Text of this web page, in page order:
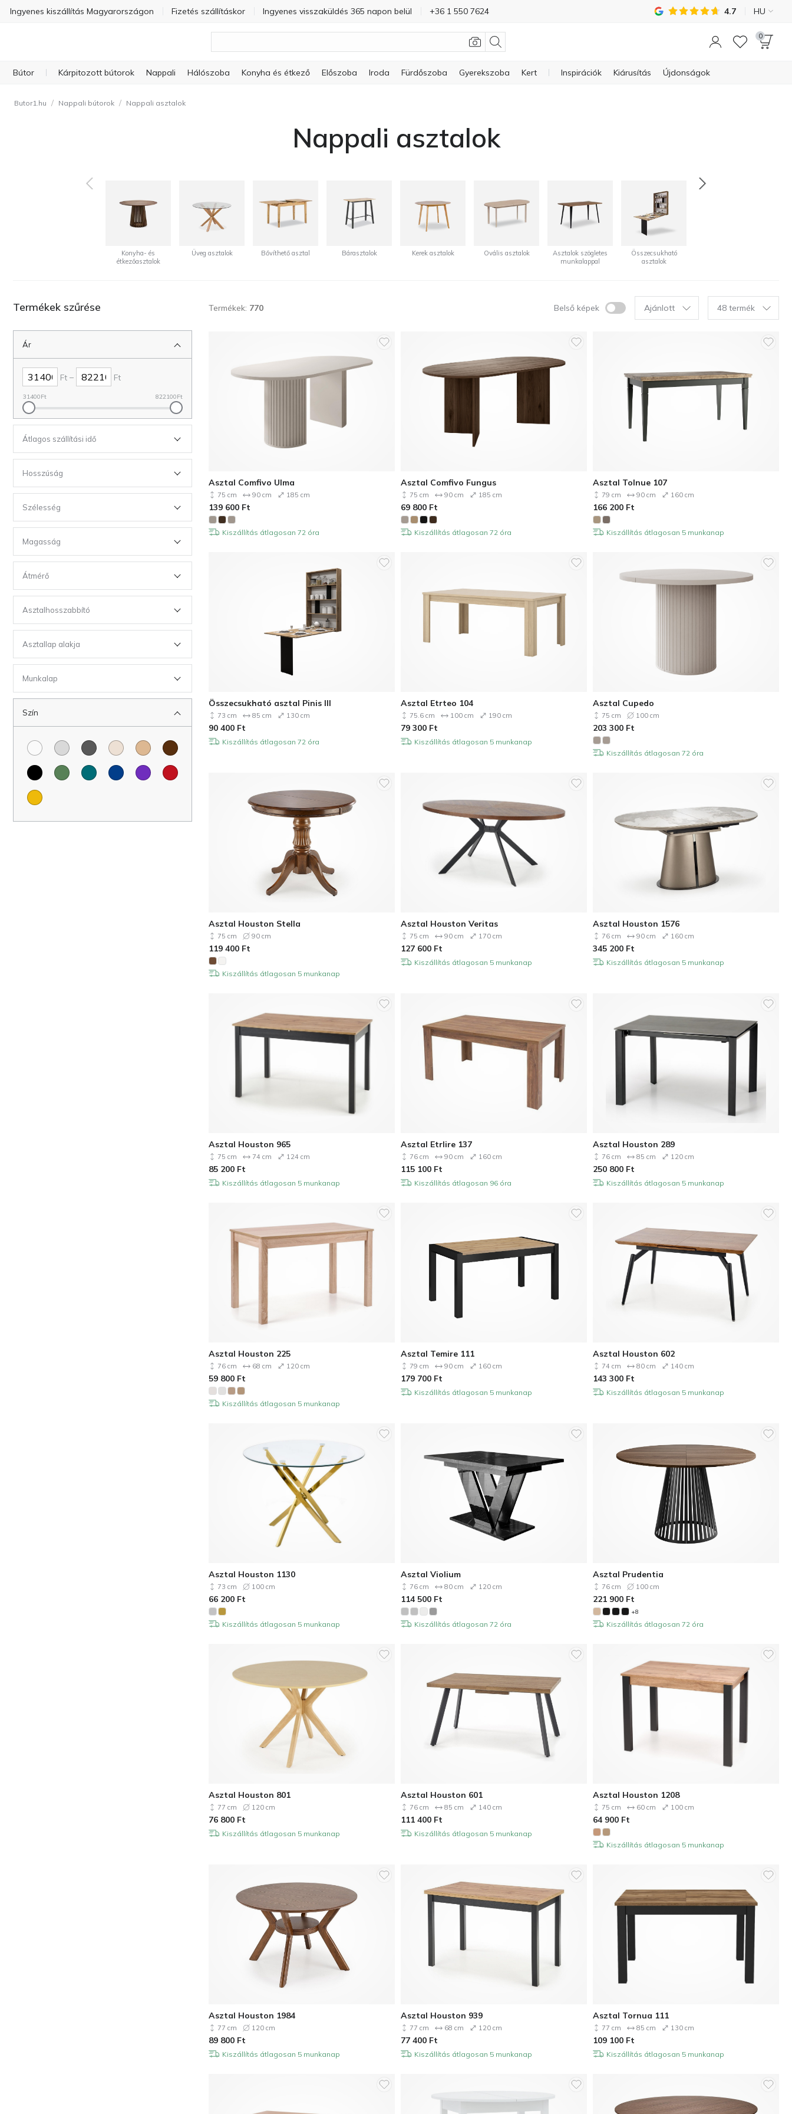
Ingyenes kiszállítás Magyarországon Fizetés szállításkor Ingyenes visszaküldés 365 napon belül +36 1 550 7624 4.7 HU
0
Bútor Kárpitozott bútorok Nappali Hálószoba Konyha és étkező Előszoba Iroda Fürdőszoba Gyerekszoba Kert Inspirációk Kiárusítás Újdonságok
Butor1.hu / Nappali bútorok / Nappali asztalok
Nappali asztalok
Konyha- és
étkezőasztalok
Üveg asztalok Bővíthető asztal Bárasztalok Kerek asztalok Ovális asztalok
Asztalok szögletes
munkalappal
Összecsukható
asztalok
Termékek szűrése
Ár
Ft – Ft
31400Ft 822100Ft
Átlagos szállítási idő
Hosszúság
Szélesség
Magasság
Átmérő
Asztalhosszabbító
Asztallap alakja
Munkalap
Szín
Termékek: 770 Belső képek Ajánlott 48 termék
Asztal Comfivo Ulma
75 cm 90 cm 185 cm
139 600 Ft
Kiszállítás átlagosan 72 óra
Asztal Comfivo Fungus
75 cm 90 cm 185 cm
69 800 Ft
Kiszállítás átlagosan 72 óra
Asztal Tolnue 107
79 cm 90 cm 160 cm
166 200 Ft
Kiszállítás átlagosan 5 munkanap
Összecsukható asztal Pinis III
73 cm 85 cm 130 cm
90 400 Ft
Kiszállítás átlagosan 72 óra
Asztal Etrteo 104
75.6 cm 100 cm 190 cm
79 300 Ft
Kiszállítás átlagosan 5 munkanap
Asztal Cupedo
75 cm 100 cm
203 300 Ft
Kiszállítás átlagosan 72 óra
Asztal Houston Stella
75 cm 90 cm
119 400 Ft
Kiszállítás átlagosan 5 munkanap
Asztal Houston Veritas
75 cm 90 cm 170 cm
127 600 Ft
Kiszállítás átlagosan 5 munkanap
Asztal Houston 1576
76 cm 90 cm 160 cm
345 200 Ft
Kiszállítás átlagosan 5 munkanap
Asztal Houston 965
75 cm 74 cm 124 cm
85 200 Ft
Kiszállítás átlagosan 5 munkanap
Asztal Etrlire 137
76 cm 90 cm 160 cm
115 100 Ft
Kiszállítás átlagosan 96 óra
Asztal Houston 289
76 cm 85 cm 120 cm
250 800 Ft
Kiszállítás átlagosan 5 munkanap
Asztal Houston 225
76 cm 68 cm 120 cm
59 800 Ft
Kiszállítás átlagosan 5 munkanap
Asztal Temire 111
79 cm 90 cm 160 cm
179 700 Ft
Kiszállítás átlagosan 5 munkanap
Asztal Houston 602
74 cm 80 cm 140 cm
143 300 Ft
Kiszállítás átlagosan 5 munkanap
Asztal Houston 1130
73 cm 100 cm
66 200 Ft
Kiszállítás átlagosan 5 munkanap
Asztal Violium
76 cm 80 cm 120 cm
114 500 Ft
Kiszállítás átlagosan 72 óra
Asztal Prudentia
76 cm 100 cm
221 900 Ft
+8
Kiszállítás átlagosan 72 óra
Asztal Houston 801
77 cm 120 cm
76 800 Ft
Kiszállítás átlagosan 5 munkanap
Asztal Houston 601
76 cm 85 cm 140 cm
111 400 Ft
Kiszállítás átlagosan 5 munkanap
Asztal Houston 1208
75 cm 60 cm 100 cm
64 900 Ft
Kiszállítás átlagosan 5 munkanap
Asztal Houston 1984
77 cm 120 cm
89 800 Ft
Kiszállítás átlagosan 5 munkanap
Asztal Houston 939
77 cm 68 cm 120 cm
77 400 Ft
Kiszállítás átlagosan 5 munkanap
Asztal Tornua 111
77 cm 85 cm 130 cm
109 100 Ft
Kiszállítás átlagosan 5 munkanap